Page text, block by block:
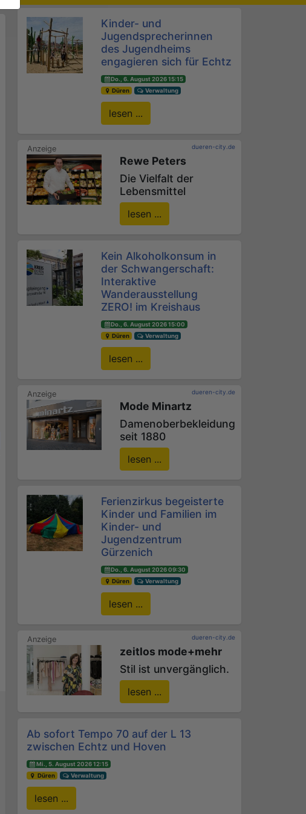
Kinder- und
Jugendsprecherinnen
des Jugendheims
engagieren sich für Echtz
Do., 6. August 2026 15:15
Düren
Verwaltung
lesen ...
dueren-city.de
Rewe Peters
Die Vielfalt der
Lebensmittel
lesen ...
Kein Alkoholkonsum in
der Schwangerschaft:
Interaktive
Wanderausstellung
ZERO! im Kreishaus
Do., 6. August 2026 15:00
Düren
Verwaltung
lesen ...
dueren-city.de
Mode Minartz
Damenoberbekleidung
seit 1880
lesen ...
Ferienzirkus begeisterte
Kinder und Familien im
Kinder- und
Jugendzentrum
Gürzenich
Do., 6. August 2026 09:30
Düren
Verwaltung
lesen ...
dueren-city.de
zeitlos mode+mehr
Stil ist unvergänglich.
lesen ...
Ab sofort Tempo 70 auf der L 13
zwischen Echtz und Hoven
Mi., 5. August 2026 12:15
Düren
Verwaltung
lesen ...